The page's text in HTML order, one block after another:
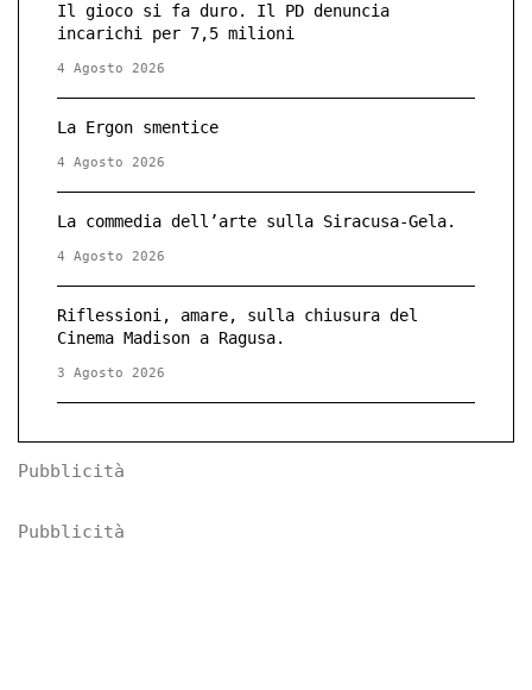
Il gioco si fa duro. Il PD denuncia
incarichi per 7,5 milioni
4 Agosto 2026
La Ergon smentice
4 Agosto 2026
La commedia dell’arte sulla Siracusa-Gela.
4 Agosto 2026
Riflessioni, amare, sulla chiusura del
Cinema Madison a Ragusa.
3 Agosto 2026
Pubblicità
Pubblicità